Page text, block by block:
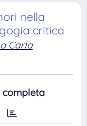
nella
critica
Carla
completa